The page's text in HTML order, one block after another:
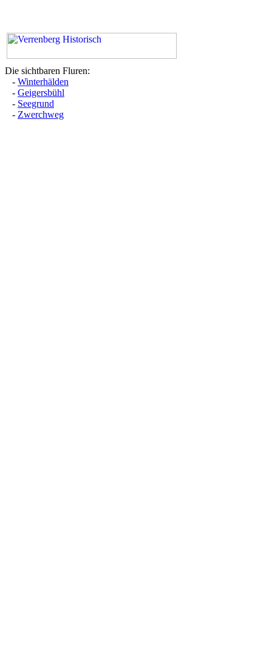
Die sichtbaren Fluren:
- Winterhälden
- Geigersbühl
- Seegrund
- Zwerchweg